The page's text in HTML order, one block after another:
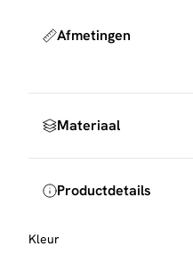
daardoor een natuurlijke
van zwart metaal.
Afmetingen
Materiaal
Productdetails
Kleur